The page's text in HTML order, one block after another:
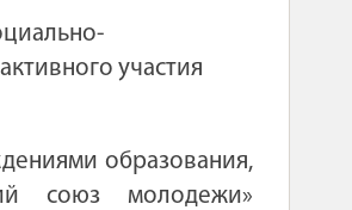
участия
образования,
союз молодежи»